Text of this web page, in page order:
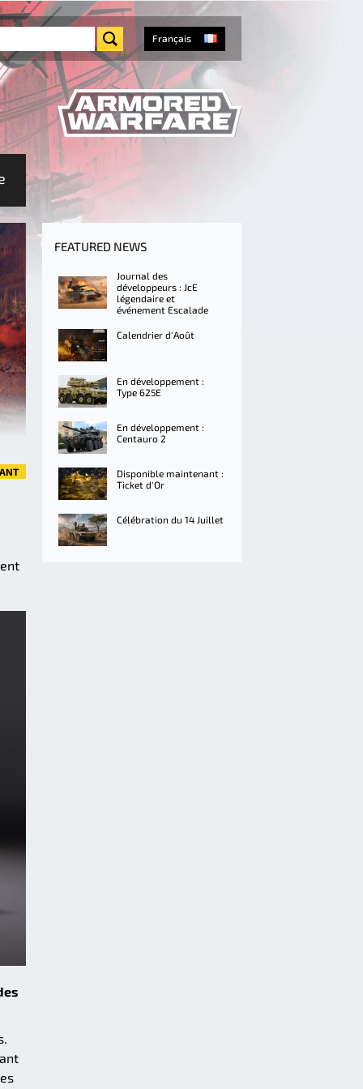
Français
FEATURED NEWS
Journal des
développeurs : JcE
légendaire et
événement Escalade
Calendrier d'Août
En développement :
Type 625E
En développement :
Centauro 2
Disponible maintenant :
Ticket d'Or
Célébration du 14 Juillet